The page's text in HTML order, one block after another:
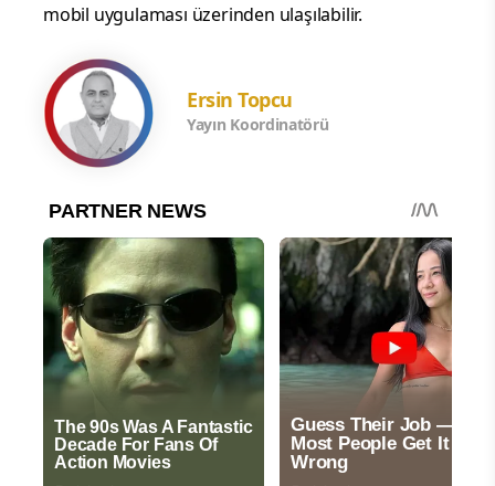
mobil uygulaması üzerinden ulaşılabilir.
Ersin Topcu
Yayın Koordinatörü